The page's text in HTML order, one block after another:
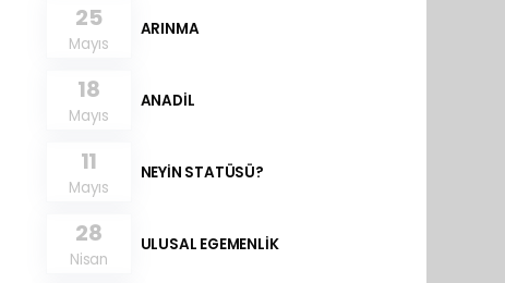
25
Mayıs
ARINMA
18
Mayıs
ANADİL
11
Mayıs
NEYİN STATÜSÜ?
28
Nisan
ULUSAL EGEMENLİK